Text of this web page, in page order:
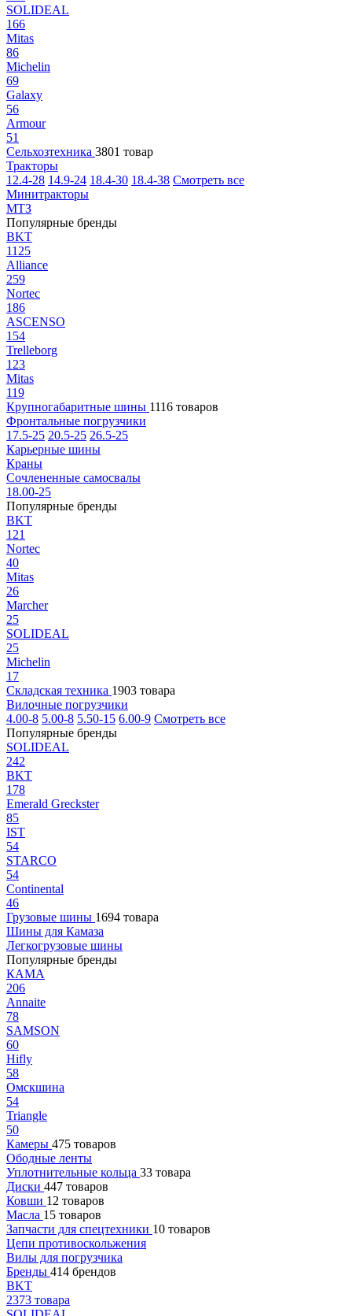
SOLIDEAL
166
Mitas
86
Michelin
69
Galaxy
56
Armour
51
Сельхозтехника 3801 товар
Тракторы
12.4-28 14.9-24 18.4-30 18.4-38 Смотреть все
Минитракторы
МТЗ
Популярные бренды
BKT
1125
Alliance
259
Nortec
186
ASCENSO
154
Trelleborg
123
Mitas
119
Крупногабаритные шины 1116 товаров
Фронтальные погрузчики
17.5-25 20.5-25 26.5-25
Карьерные шины
Краны
Сочлененные самосвалы
18.00-25
Популярные бренды
BKT
121
Nortec
40
Mitas
26
Marcher
25
SOLIDEAL
25
Michelin
17
Складская техника 1903 товара
Вилочные погрузчики
4.00-8 5.00-8 5.50-15 6.00-9 Смотреть все
Популярные бренды
SOLIDEAL
242
BKT
178
Emerald Greckster
85
IST
54
STARCO
54
Continental
46
Грузовые шины 1694 товара
Шины для Камаза
Легкогрузовые шины
Популярные бренды
КАМА
206
Annaite
78
SAMSON
60
Hifly
58
Омскшина
54
Triangle
50
Камеры 475 товаров
Ободные ленты
Уплотнительные кольца 33 товара
Диски 447 товаров
Ковши 12 товаров
Масла 15 товаров
Запчасти для спецтехники 10 товаров
Цепи противоскольжения
Вилы для погрузчика
Бренды 414 брендов
BKT
2373 товара